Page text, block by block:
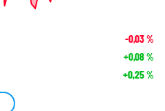
-0,03%
+0,08%
+0,25%